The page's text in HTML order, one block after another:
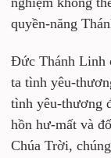
quyền-năng
Đức Thánh Linh
ta tình yêu-
tình yêu-thương
hồn hư-mất và
Chúa Trời,